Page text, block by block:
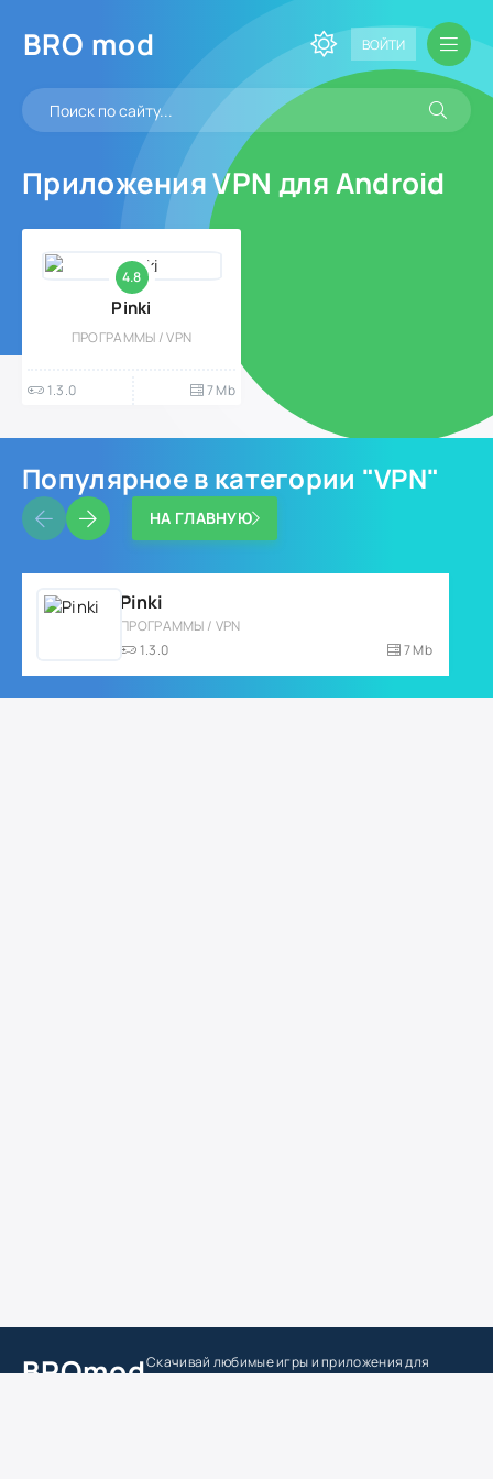
BRO mod ВОЙТИ
Приложения VPN для Android
4.8
Pinki
ПРОГРАММЫ / VPN
1.3.0 7 Mb
Популярное в категории "VPN"
НА ГЛАВНУЮ
Pinki
ПРОГРАММЫ / VPN
1.3.0
7 Mb
BROmodСкачивай любимые игрыи приложения для
андроид